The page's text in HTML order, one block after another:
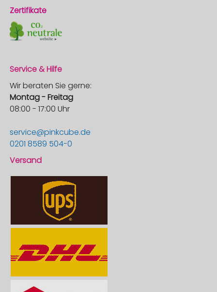
Zertifikate
Service & Hilfe
Wir beraten Sie gerne:
Montag - Freitag
08:00 - 17:00 Uhr
service@pinkcube.de
0201 8589 504-0
Versand